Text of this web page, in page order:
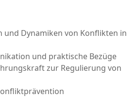
und Dynamiken von Konflikten in
und praktische Bezüge
zur Regulierung von